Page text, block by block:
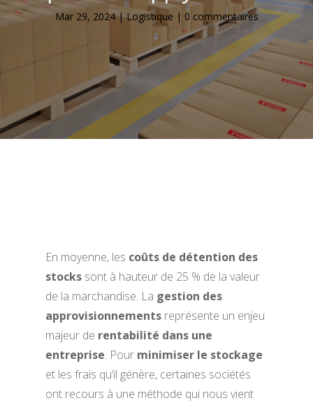
Mar 29, 2024|Logistique | 0 commentaires
En moyenne, les coûts de détention des
stockssont à hauteur de 25 % de la valeur
de la marchandise. La gestion des
approvisionnementsreprésente un enjeu
majeur de rentabilité dans une
entreprise. Pour minimiser le stockage
et les frais qu’il génère, certaines sociétés
ont recours à une méthode qui nous vient